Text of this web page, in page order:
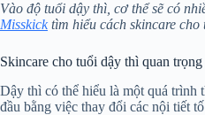
Vào độ tuổi dậy thì, cơ thể sẽ có
Misskicktìm hiểu cách skincare
Skincare cho tuổi dậy thì quan
Dậy thì có thể hiểu là một quá trình
đầu bằng việc thay đổi các nội tiết